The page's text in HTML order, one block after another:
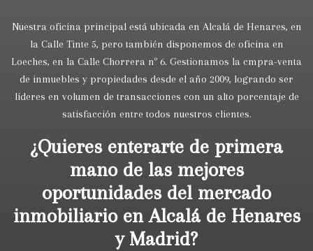
Nuestra oficina principal está ubicada en Alcalá de Henares, en
la Calle Tinte 5, pero también disponemos de oficina en
Loeches, en la Calle Chorrera nº 6. Gestionamos la cmpra-venta
de inmuebles y propiedades desde el año 2009, logrando ser
líderes en volumen de transacciones con un alto porcentaje de
satisfacción entre todos nuestros clientes.
¿Quieres enterarte de primera
mano de las mejores
oportunidades del mercado
inmobiliario en Alcalá de Henares
y Madrid?